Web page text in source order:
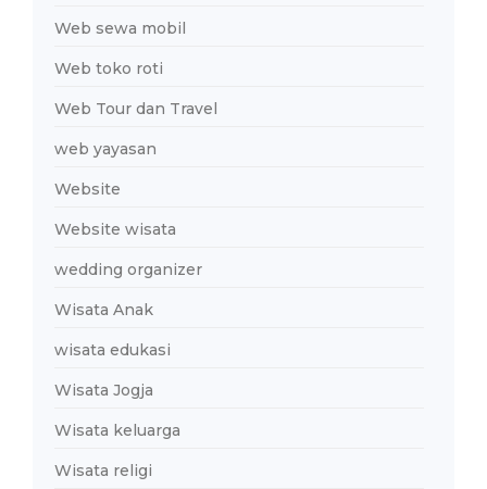
Web sewa mobil
Web toko roti
Web Tour dan Travel
web yayasan
Website
Website wisata
wedding organizer
Wisata Anak
wisata edukasi
Wisata Jogja
Wisata keluarga
Wisata religi